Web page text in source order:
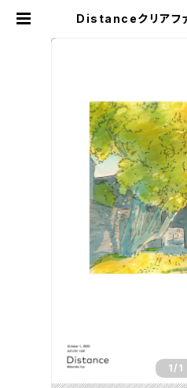
Distanceクリアフ
1 /1